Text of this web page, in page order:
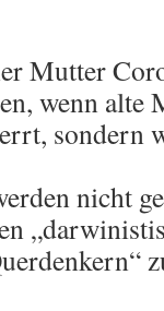
der
sondern
nicht